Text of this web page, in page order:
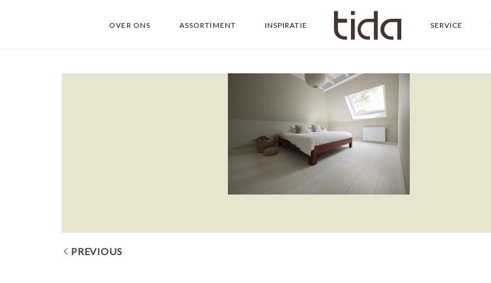
OVER ONS ASSORTIMENT INSPIRATIE SERVICE
PREVIOUS